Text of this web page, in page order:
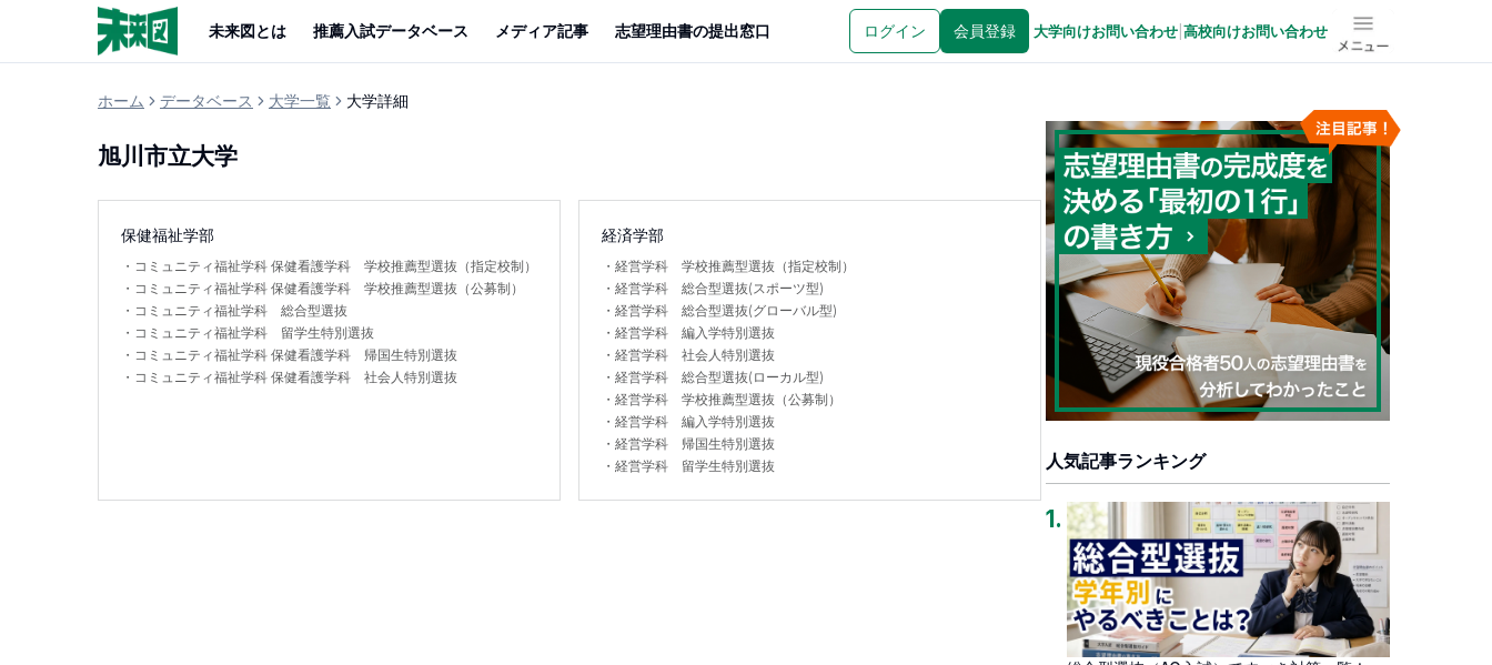
未来図とは 推薦入試データベース メディア記事 志望理由書の提出窓口 ログイン 会員登録 大学向けお問い合わせ 高校向けお問い合わせ メニュー
ホーム データベース 大学一覧 大学詳細
旭川市立大学
保健福祉学部
・ コミュニティ福祉学科 保健看護学科 学校推薦型選抜（指定校制）
・ コミュニティ福祉学科 保健看護学科 学校推薦型選抜（公募制）
・ コミュニティ福祉学科 総合型選抜
・ コミュニティ福祉学科 留学生特別選抜
・ コミュニティ福祉学科 保健看護学科 帰国生特別選抜
・ コミュニティ福祉学科 保健看護学科 社会人特別選抜
経済学部
・ 経営学科 学校推薦型選抜（指定校制）
・ 経営学科 総合型選抜(スポーツ型)
・ 経営学科 総合型選抜(グローバル型)
・ 経営学科 編入学特別選抜
・ 経営学科 社会人特別選抜
・ 経営学科 総合型選抜(ローカル型)
・ 経営学科 学校推薦型選抜（公募制）
・ 経営学科 編入学特別選抜
・ 経営学科 帰国生特別選抜
・ 経営学科 留学生特別選抜 人気記事ランキング
1.